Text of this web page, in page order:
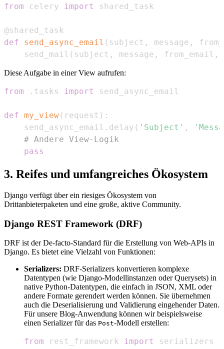
from celery import
@shared_task
def
send_async_email ( subject , message ,
    send_mail
( subject , message , from_email ,
Diese Aufgabe in einer View aufrufen:
from . tasks import
def my_view( request ) :
    send_async_email
. delay ( 'Subject' ,
# Andere View-Logik
pass
3. Reifes und umfangreiches Ökosystem
Django verfügt über ein riesiges Ökosystem von
Drittanbieterpaketen und eine große, aktive Community.
Django REST Framework (DRF)
DRF ist der De-facto-Standard für die Erstellung von Web-APIs in
Django. Es bietet eine Vielzahl von Funktionen:
Serializers: DRF-Serializers konvertieren komplexe
Datentypen (wie Django-Modellinstanzen oder Querysets) in
native Python-Datentypen, die einfach in JSON, XML oder
andere Formate gerendert werden können. Sie übernehmen
auch die Deserialisierung und Validierung eingehender Daten.
Für unsere Blog-Anwendung können wir beispielsweise
einen Serializer für das Post-Modell erstellen:
from rest_framework import